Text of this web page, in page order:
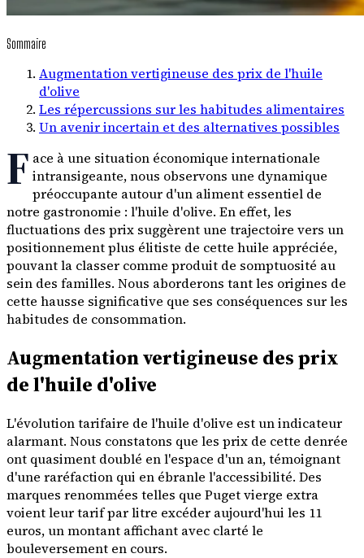
Sommaire
Augmentation vertigineuse des prix de l'huile
d'olive
Les répercussions sur les habitudes alimentaires
Un avenir incertain et des alternatives possibles
F ace à une situation économique internationale
intransigeante, nous observons une dynamique
préoccupante autour d'un aliment essentiel de
notre gastronomie : l'huile d'olive. En effet, les
fluctuations des prix suggèrent une trajectoire vers un
positionnement plus élitiste de cette huile appréciée,
pouvant la classer comme produit de somptuosité au
sein des familles. Nous aborderons tant les origines de
cette hausse significative que ses conséquences sur les
habitudes de consommation.
Augmentation vertigineuse des prix
de l'huile d'olive
L'évolution tarifaire de l'huile d'olive est un indicateur
alarmant. Nous constatons que les prix de cette denrée
ont quasiment doublé en l'espace d'un an, témoignant
d'une raréfaction qui en ébranle l'accessibilité. Des
marques renommées telles que Puget vierge extra
voient leur tarif par litre excéder aujourd'hui les 11
euros, un montant affichant avec clarté le
bouleversement en cours.